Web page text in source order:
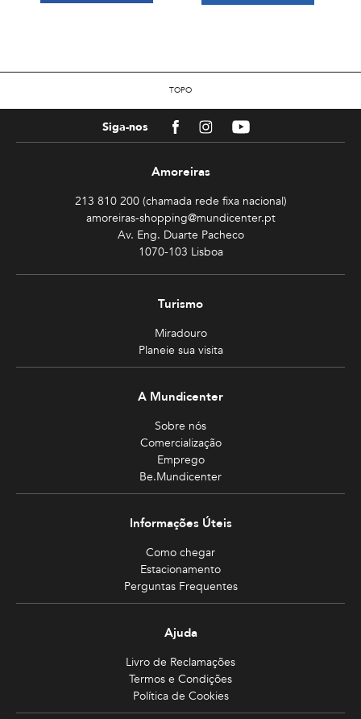
TOPO
Siga-nos FacebookInstagramYoutube
Amoreiras
213 810 200 (chamada rede fixa nacional)
amoreiras-shopping@mundicenter.pt
Av. Eng. Duarte Pacheco
1070-103 Lisboa
Turismo
Miradouro
Planeie sua visita
A Mundicenter
Sobre nós
Comercialização
Emprego
Be.Mundicenter
Informações Úteis
Como chegar
Estacionamento
Perguntas Frequentes
Ajuda
Livro de Reclamações
Termos e Condições
Política de Cookies